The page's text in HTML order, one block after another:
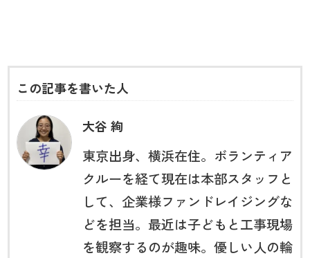
この記事を書いた人
大谷 絢
東京出身、横浜在住。ボランティア
クルーを経て現在は本部スタッフと
して、企業様ファンドレイジングな
どを担当。最近は子どもと工事現場
を観察するのが趣味。優しい人の輪